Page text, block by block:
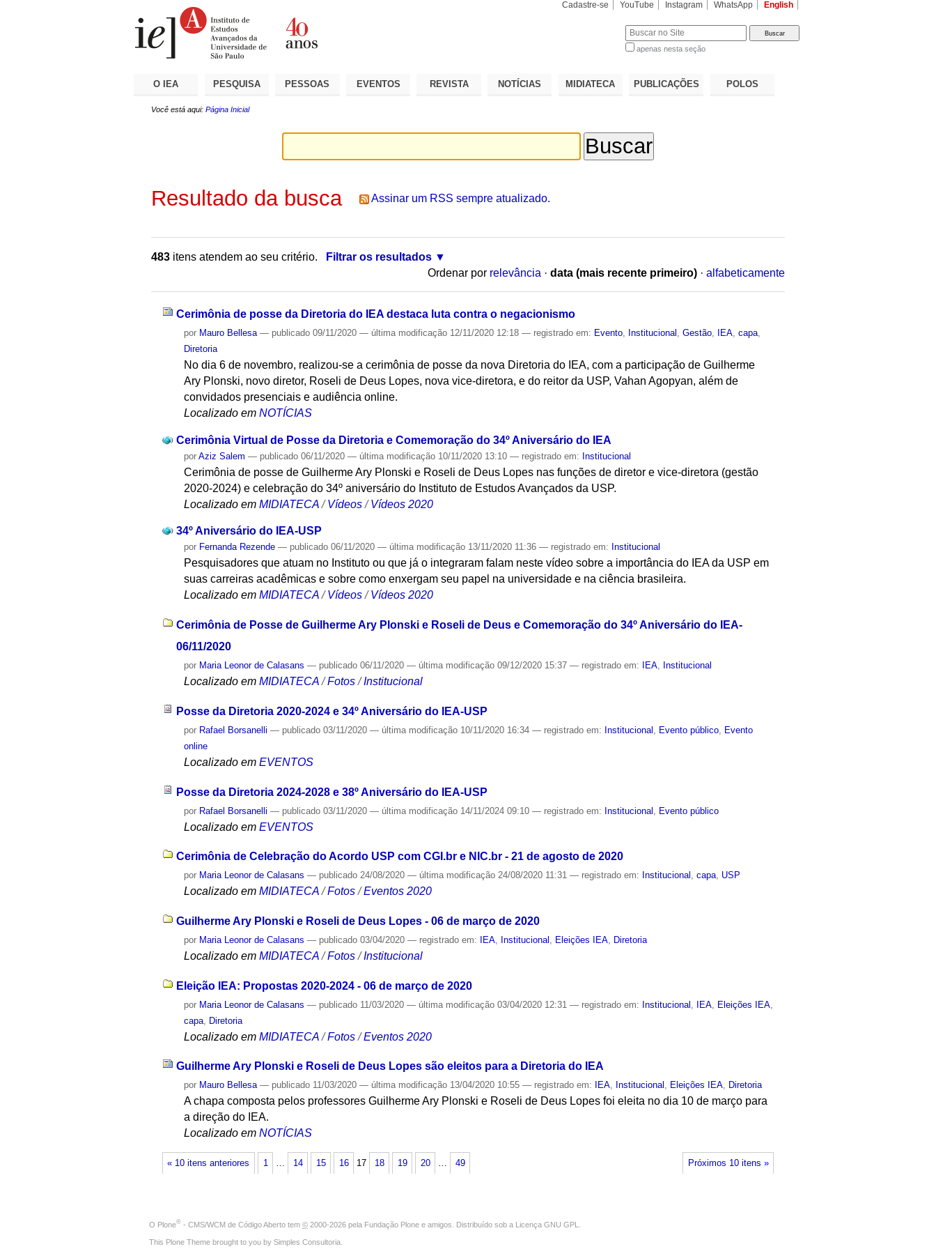
Cadastre-se YouTube Instagram WhatsApp English
apenas nesta seção
O IEA PESQUISA PESSOAS EVENTOS REVISTA NOTÍCIAS MIDIATECA PUBLICAÇÕES POLOS
Você está aqui: Página Inicial
Resultado da busca Assinar um RSS sempre atualizado.
483 itens atendem ao seu critério.
Filtrar os resultados
Ordenar por relevância · data (mais recente primeiro) · alfabeticamente
Cerimônia de posse da Diretoria do IEA destaca luta contra o negacionismo
por Mauro Bellesa — publicado 09/11/2020— última modificação 12/11/2020 12:18— registrado em: Evento Institucional ,Gestão IEA ,capa
Diretoria
No dia 6 de novembro, realizou-se a cerimônia de posse da nova Diretoria do IEA, com a participação de Guilherme
Ary Plonski, novo diretor, Roseli de Deus Lopes, nova vice-diretora, e do reitor da USP, Vahan Agopyan, além de
convidados presenciais e audiência online.
Localizado em NOTÍCIAS
Cerimônia Virtual de Posse da Diretoria e Comemoração do 34º Aniversário do IEA
porAziz Salem — publicado 06/11/2020— última modificação 10/11/2020 13:10— registrado em: Institucional
Cerimônia de posse de Guilherme Ary Plonski e Roseli de Deus Lopes nas funções de diretor e vice-diretora (gestão
2020-2024) e celebração do 34º aniversário do Instituto de Estudos Avançados da USP.
Localizado em MIDIATECA /Vídeos /Vídeos 2020
34º Aniversário do IEA-USP
por Fernanda Rezende — publicado 06/11/2020— última modificação 13/11/2020 11:36— registrado em: Institucional
Pesquisadores que atuam no Instituto ou que já o integraram falam neste vídeo sobre a importância do IEA da USP em
suas carreiras acadêmicas e sobre como enxergam seu papel na universidade e na ciência brasileira.
Localizado em MIDIATECA /Vídeos /Vídeos 2020
Cerimônia de Posse de Guilherme Ary Plonski e Roseli de Deus e Comemoração do 34º Aniversário do IEA-
06/11/2020
por Maria Leonor de Calasans — publicado 06/11/2020— última modificação 09/12/2020 15:37— registrado em: IEA, Institucional
Localizado em MIDIATECA /Fotos /Institucional
Posse da Diretoria 2020-2024 e 34º Aniversário do IEA-USP
por Rafael Borsanelli — publicado 03/11/2020— última modificação 10/11/2020 16:34— registrado em: Institucional Evento público
Evento
online
Localizado em EVENTOS
Posse da Diretoria 2024-2028 e 38º Aniversário do IEA-USP
por Rafael Borsanelli — publicado 03/11/2020— última modificação 14/11/2024 09:10— registrado em: Institucional Evento público
Localizado em EVENTOS
Cerimônia de Celebração do Acordo USP com CGI.br e NIC.br - 21 de agosto de 2020
por Maria Leonor de Calasans — publicado 24/08/2020— última modificação 24/08/2020 11:31— registrado em: Institucional ,capa, USP
Localizado em MIDIATECA /Fotos /Eventos 2020
Guilherme Ary Plonski e Roseli de Deus Lopes - 06 de março de 2020
por Maria Leonor de Calasans — publicado 03/04/2020— registrado em: IEA Institucional Eleições IEA Diretoria
Localizado em MIDIATECA /Fotos /Institucional
Eleição IEA: Propostas 2020-2024 - 06 de março de 2020
por Maria Leonor de Calasans — publicado 11/03/2020— última modificação 03/04/2020 12:31— registrado em: Institucional IEA Eleições IEA
capa Diretoria
Localizado em MIDIATECA /Fotos /Eventos 2020
Guilherme Ary Plonski e Roseli de Deus Lopes são eleitos para a Diretoria do IEA
por Mauro Bellesa — publicado 11/03/2020— última modificação 13/04/2020 10:55— registrado em: IEA, Institucional , Eleições IEA, Diretoria
A chapa composta pelos professores Guilherme Ary Plonski e Roseli de Deus Lopes foi eleita no dia 10 de março para
a direção do IEA.
Localizado em NOTÍCIAS
« 10 itens anteriores Próximos 10 itens »
1 14 15 16 17 18 19 20 49
O Plone® - CMS/WCM de Código Aberto tem © 2000-2026 pela Fundação Plone e amigos. Distribuído sob a Licença GNU GPL
This Plone Theme brought to you by Simples Consultoria